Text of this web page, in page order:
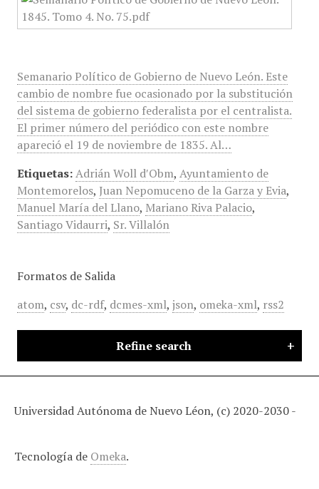
Semanario Político de Gobierno de Nuevo León. Este
cambio de nombre fue ocasionado por la substitución
del sistema de gobierno federalista por el centralista.
El primer número del periódico con este nombre
apareció el 19 de noviembre de 1835. Al…
Etiquetas: Adrián Woll d′Obm​, Ayuntamiento de
Montemorelos, Juan Nepomuceno de la Garza y Evia,
Manuel María del Llano, Mariano Riva Palacio,
Santiago Vidaurri, Sr. Villalón
Formatos de Salida
atom, csv, dc-rdf, dcmes-xml, json, omeka-xml, rss2
Refine search
Universidad Autónoma de Nuevo Léon, (c) 2020-2030 -
Tecnología de Omeka.